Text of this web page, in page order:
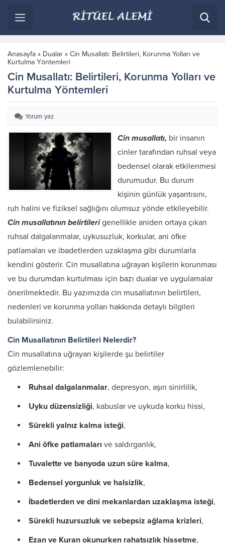
Anasayfa » Dualar » Cin Musallatı: Belirtileri, Korunma Yolları ve
Kurtulma Yöntemleri
Cin Musallatı: Belirtileri, Korunma Yolları ve
Kurtulma Yöntemleri
Yorum yaz
Cin musallatı, bir insanın
cinler tarafından ruhsal veya
bedensel olarak etkilenmesi
durumudur. Bu durum
kişinin günlük yaşantısını,
ruh halini ve fiziksel sağlığını olumsuz yönde etkileyebilir.
Cin musallatının belirtilerigenellikle aniden ortaya çıkan
ruhsal dalgalanmalar, uykusuzluk, korkular, ani öfke
patlamaları ve ibadetlerden uzaklaşma gibi durumlarla
kendini gösterir. Cin musallatına uğrayan kişilerin korunması
ve bu durumdan kurtulması için bazı dualar ve uygulamalar
önerilmektedir. Bu yazımızda cin musallatının belirtileri,
nedenleri ve korunma yolları hakkında detaylı bilgileri
bulabilirsiniz.
Cin Musallatının Belirtileri Nelerdir?
Cin musallatına uğrayan kişilerde şu belirtiler
gözlemlenebilir:
Ruhsal dalgalanmalar, depresyon, aşırı sinirlilik,
Uyku düzensizliği, kabuslar ve uykuda korku hissi,
Sürekli yalnız kalma isteği,
Ani öfke patlamaları ve saldırganlık,
Tuvalette ve banyoda uzun süre kalma,
Bedensel yorgunluk ve halsizlik,
İbadetlerden ve dini mekanlardan uzaklaşma isteği,
Sürekli huzursuzluk ve sebepsiz ağlama krizleri,
Ezan ve Kuran okunurken rahatsızlık hissetme,